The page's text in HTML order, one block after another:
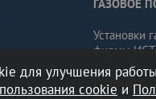
ГАЗОВОЕ
Установки
фирмы
Установки
для улучшения работы
cookie и